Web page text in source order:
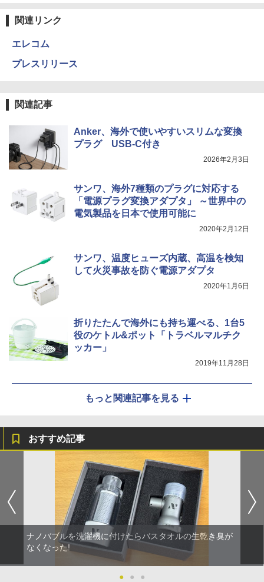
関連リンク
エレコム
プレスリリース
関連記事
Anker、海外で使いやすいスリムな変換
プラグ USB-C付き
2026年2月3日
サンワ、海外7種類のプラグに対応する
「電源プラグ変換アダプタ」 ～世界中の
電気製品を日本で使用可能に
2020年2月12日
サンワ、温度ヒューズ内蔵、高温を検知
して火災事故を防ぐ電源アダプタ
2020年1月6日
折りたたんで海外にも持ち運べる、1台5
役のケトル&ポット「トラベルマルチク
ッカー」
2019年11月28日
もっと関連記事を見る
おすすめ記事
ナノバブルを洗濯機に付けたらバスタオルの生乾き臭が
なくなった!
● ● ●